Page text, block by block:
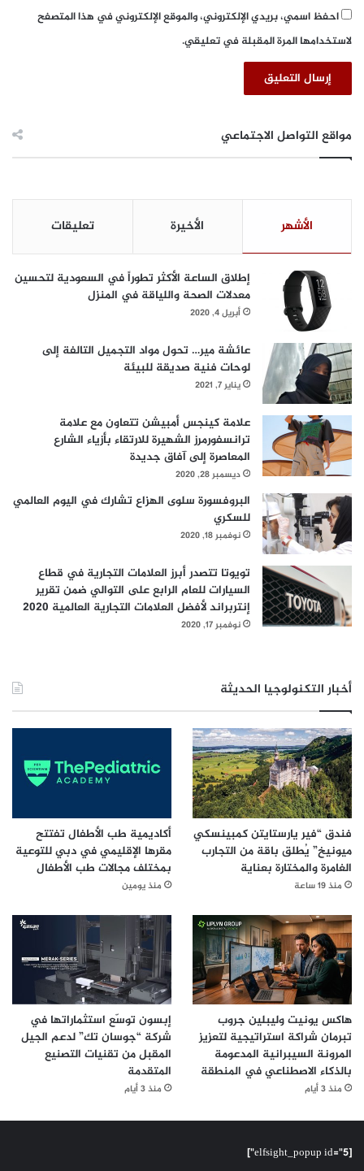
ا
ل
ش
ر
ا
و
س
م
احفظ اسمي، بريدي الإلكتروني، والموقع الإلكتروني في هذا المتصفح
لاستخدامها المرة المقبلة في تعليقي.
مواقع التواصل الاجتماعي
الأشهر الأخيرة تعليقات
إطلاق الساعة الأكثر تطوراً في السعودية لتحسين
معدلات الصحة واللياقة في المنزل
أبريل 4, 2020
عائشة مير… تحول مواد التجميل التالفة إلى
لوحات فنية صديقة للبيئة
يناير 7, 2021
علامة كينجس أمبيشن تتعاون مع علامة
ترانسفورمرز الشهيرة للارتقاء بأزياء الشارع
المعاصرة إلى آفاق جديدة
ديسمبر 28, 2020
البروفسورة سلوى الهزاع تشارك في اليوم العالمي
للسكري
نوفمبر 18, 2020
تويوتا تتصدر أبرز العلامات التجارية في قطاع
السيارات للعام الرابع على التوالي ضمن تقرير
إنتربراند لأفضل العلامات التجارية العالمية 2020
نوفمبر 17, 2020
أخبار التكنولوجيا الحديثة
فندق “فير يارستايتن كمبينسكي
ميونيخ” يُطلق باقة من التجارب
الغامرة والمختارة بعناية
منذ 19 ساعة
أكاديمية طب الأطفال تفتتح
مقرها الإقليمي في دبي للتوعية
بمختلف مجالات طب الأطفال
منذ يومين
هاكس يونيت وليبلين جروب
تبرمان شراكة استراتيجية لتعزيز
المرونة السيبرانية المدعومة
بالذكاء الاصطناعي في المنطقة
منذ 3 أيام
إبسون توسّع استثماراتها في
شركة “جوسان تك” لدعم الجيل
المقبل من تقنيات التصنيع
المتقدمة
منذ 3 أيام
[elfsight_popup id="5"]